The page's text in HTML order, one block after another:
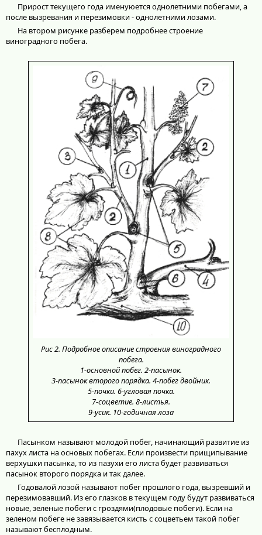
Прирост текущего года именуюется однолетними побегами, а
после вызревания и перезимовки - однолетними лозами.
На втором рисунке разберем подробнее строение
виноградного побега.
Рис 2. Подробное описание строения виноградного
побега.
1-основной побег. 2-пасынок.
3-пасынок второго порядка. 4-побег двойник.
5-почки. 6-угловая почка.
7-соцветие. 8-листья.
9-усик. 10-годичная лоза
Пасынком называют молодой побег, начинающий развитие из
пахух листа на основых побегах. Если произвести прищипывание
верхушки пасынка, то из пазухи его листа будет развиваться
пасынок второго порядка и так далее.
Годовалой лозой называют побег прошлого года, вызревший и
перезимовавший. Из его глазков в текущем году будут развиваться
новые, зеленые побеги с гроздями(плодовые побеги). Если на
зеленом побеге не завязывается кисть с соцветьем такой побег
называют бесплодным.